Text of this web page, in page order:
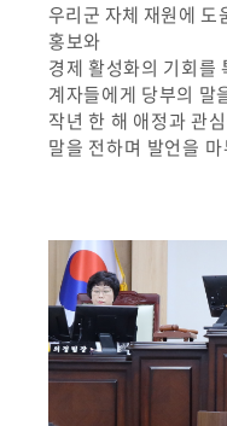
우리군 자체 재원에 도
홍보와
경제 활성화의 기회를
계자들에게 당부의 말
작년 한 해 애정과 관
말을 전하며 발언을